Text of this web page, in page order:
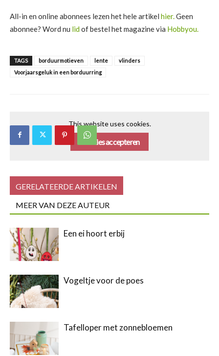
All-in en online abonnees lezen het hele artikel hier. Geen
abonnee? Word nu lidof bestel het magazine via Hobbyou.
TAGS borduurmotieven lente
vlinders
Voorjaarsgeluk in een borduurring
This website uses cookies.
Cookies accepteren
GERELATEERDE ARTIKELEN
MEER VAN DEZE AUTEUR
Een ei hoort erbij
Vogeltje voor de poes
Tafelloper met zonnebloemen